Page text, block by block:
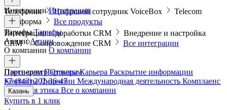
Телефония Цифровой сотрудник VoiceBox
Telecom
платформа
Все продукты
ИнтеграцииИнтеграции
Интеграции и доработки CRM
Внедрение и настройка
CRM
Сопровождение CRM Все интеграции
ТарифыТарифы
АкцииАкции
О компании О компании
Пресс-центрОтзывыКарьера Раскрытие информации
КонтактыЛицензии Международная деятельность Комплаенс
и деловая этика Все о компании
ПартнерамПартнерам
+7 (843) 202-36-47
Казань
Купить в 1 клик